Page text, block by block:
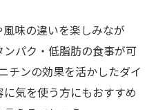
味の違いを楽しみなが
パク・低脂肪の食事が可
チンの効果を活かしたダイ
気を使う方にもおすすめ